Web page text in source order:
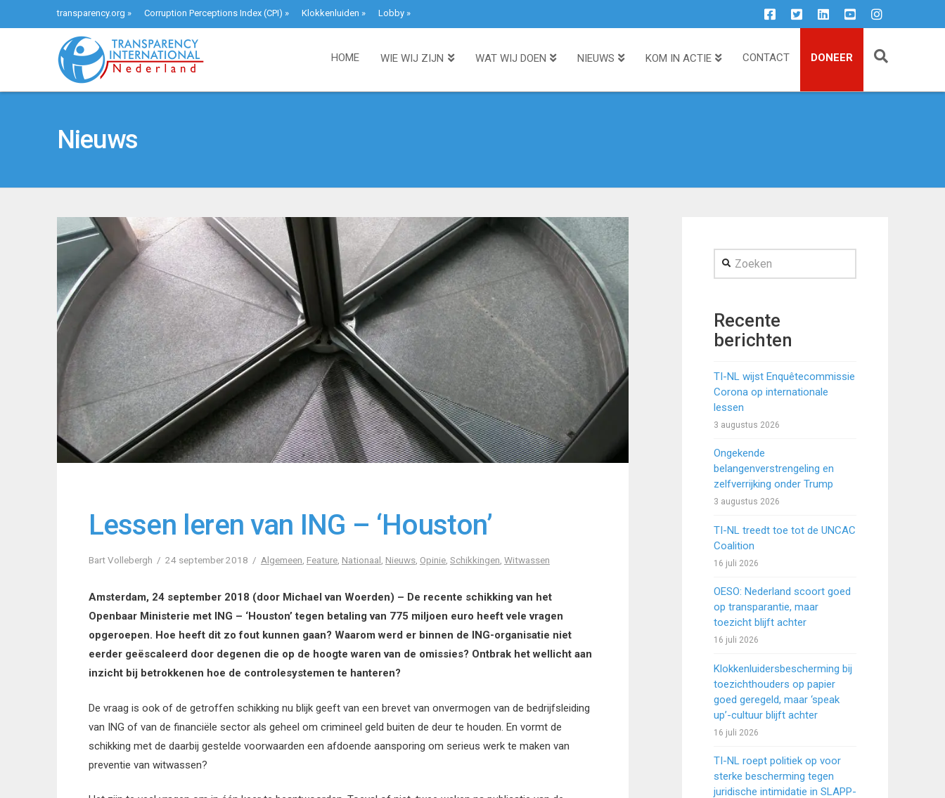
transparency.org » Corruption Perceptions Index (CPI) » Klokkenluiden » Lobby»
HOME WIE WIJ ZIJN WAT WIJ DOEN NIEUWS KOM IN ACTIE CONTACT DONEER
Nieuws
Lessen leren van ING – ‘Houston’
Bart Vollebergh 24 september 2018 Algemeen Feature, Nationaal Nieuws, Opinie, Schikkingen Witwassen
Amsterdam, 24 september 2018 (door Michael van Woerden) – De recente schikking van het
Openbaar Ministerie met ING – ‘Houston’ tegen betaling van 775 miljoen euro heeft vele vragen
opgeroepen. Hoe heeft dit zo fout kunnen gaan? Waarom werd er binnen de ING-organisatie niet
eerder geëscaleerd door degenen die op de hoogte waren van de omissies? Ontbrak het wellicht aan
inzicht bij betrokkenen hoe de controlesystemen te hanteren?
De vraag is ook of de getroffen schikking nu blijk geeft van een brevet van onvermogen van de bedrijfsleiding
van ING of van de financiële sector als geheel om crimineel geld buiten de deur te houden. En vormt de
schikking met de daarbij gestelde voorwaarden een afdoende aansporing om serieus werk te maken van
preventie van witwassen?
Zoeken
Recente
berichten
TI-NL wijst Enquêtecommissie
Corona op internationale
lessen
3 augustus 2026
Ongekende
belangenverstrengeling en
zelfverrijking onder Trump
3 augustus 2026
TI-NL treedt toe tot de UNCAC
Coalition
16 juli 2026
OESO: Nederland scoort goed
op transparantie, maar
toezicht blijft achter
16 juli 2026
Klokkenluidersbescherming bij
toezichthouders op papier
goed geregeld, maar ‘speak
up’-cultuur blijft achter
16 juli 2026
TI-NL roept politiek op voor
sterke bescherming tegen
juridische intimidatie in SLAPP-